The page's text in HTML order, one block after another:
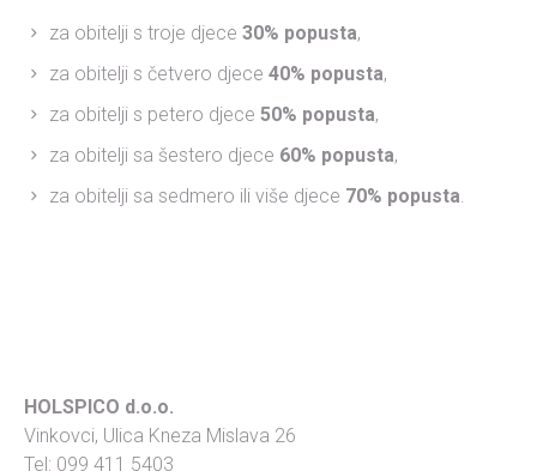
za obitelji s troje djece 30% popusta,
za obitelji s četvero djece 40% popusta,
za obitelji s petero djece 50% popusta,
za obitelji sa šestero djece 60% popusta,
za obitelji sa sedmero ili više djece 70% popusta.
HOLSPICO d.o.o.
Vinkovci, Ulica Kneza Mislava 26
Tel: 099 411 5403